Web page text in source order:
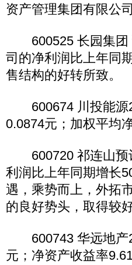
资产管理集团有限公
600525 长园集团
司的净利润比上年同
售结构的好转所致。
600674 川投能源
0.0874元；加权平均
600720 祁连山预
利润比上年同期增长
遇，乘势而上，外拓
的良好势头，取得较
600743 华远地产
元；净资产收益率